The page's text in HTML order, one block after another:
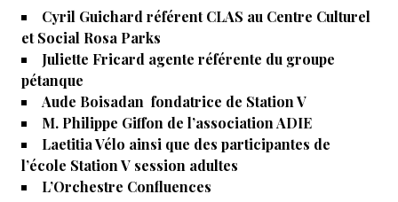
Cyril Guichard référent CLAS au Centre Culturel
et Social Rosa Parks
Juliette Fricard agente référente du groupe
pétanque
Aude Boisadan fondatrice de Station V
M. Philippe Giffon de l’association ADIE
Laetitia Vélo ainsi que des participantes de
l’école Station V session adultes
L’Orchestre Confluences